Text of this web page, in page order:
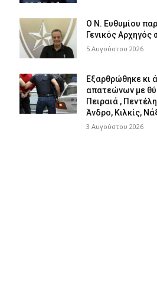
Ο Ν. Ευθυμίου
Γενικός Αρχηγός
5 Αυγούστου 2026
Εξαρθρώθηκε κι
απατεώνων με
Πειραιά ,
Άνδρο, Κιλκίς,
3 Αυγούστου 2026